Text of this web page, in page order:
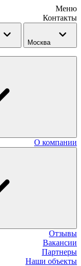
Меню
Контакты
Москва
О компании
Отзывы
Вакансии
Партнеры
Наши объекты